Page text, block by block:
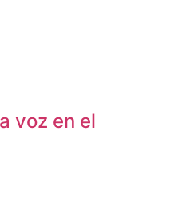
voz en el